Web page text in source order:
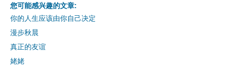
您可能感兴趣的文章:
你的人生应该由你自己决定
漫步秋晨
真正的友谊
姥姥